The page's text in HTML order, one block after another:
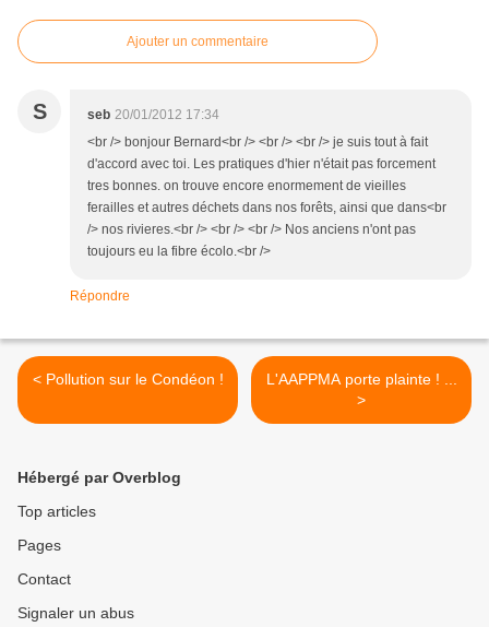
Ajouter un commentaire
S seb 20/01/2012 17:34
<br /> bonjour Bernard<br /> <br /> <br /> je suis tout à fait
d'accord avec toi. Les pratiques d'hier n'était pas forcement
tres bonnes. on trouve encore enormement de vieilles
ferailles et autres déchets dans nos forêts, ainsi que dans<br
/> nos rivieres.<br /> <br /> <br /> Nos anciens n'ont pas
toujours eu la fibre écolo.<br />
Répondre
< Pollution sur le Condéon !
L'AAPPMA porte plainte ! ...
>
Hébergé par Overblog
Top articles
Pages
Contact
Signaler un abus